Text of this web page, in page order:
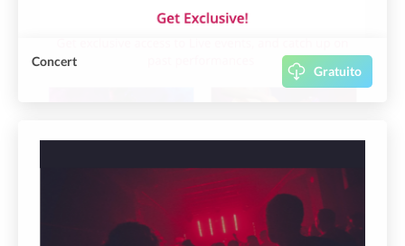
Concert
Gratuito